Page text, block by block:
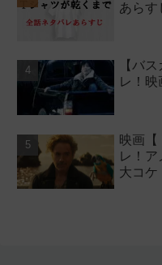
あらす
【バ
レ！映
映画
レ！
大コケ